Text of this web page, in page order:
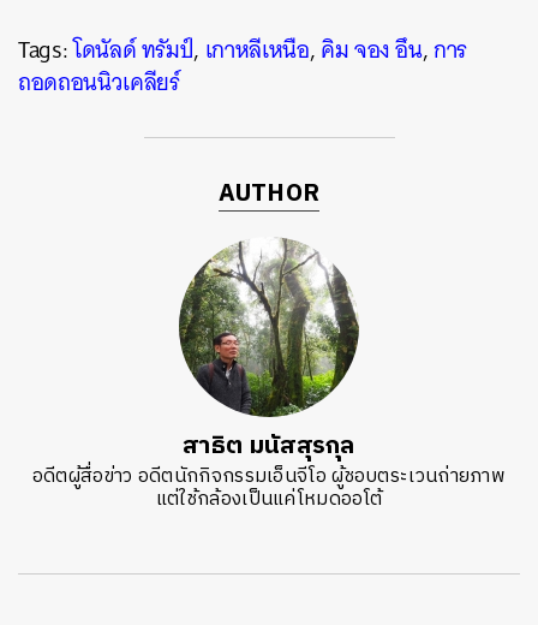
Tags:โดนัลด์ ทรัมป์, เกาหลีเหนือ,คิม จอง อึน,การ
ถอดถอนนิวเคลียร์
AUTHOR
สาธิต มนัสสุรกุล
อดีตผู้สื่อข่าว อดีตนักกิจกรรมเอ็นจีโอ ผู้ชอบตระเวนถ่ายภาพ
แต่ใช้กล้องเป็นแค่โหมดออโต้